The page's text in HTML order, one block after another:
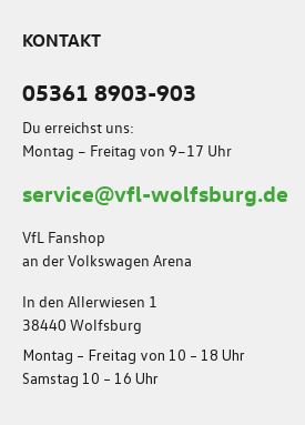
KONTAKT
05361 8903-903
Du erreichst uns:
Montag – Freitag von 9–17 Uhr
service@vfl-wolfsburg.de
VfL Fanshop
an der Volkswagen Arena
In den Allerwiesen 1
38440 Wolfsburg
Montag – Freitag von 10 – 18 Uhr
Samstag 10 – 16 Uhr